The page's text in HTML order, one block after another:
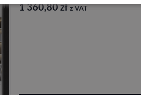
1 360,80zł z VAT